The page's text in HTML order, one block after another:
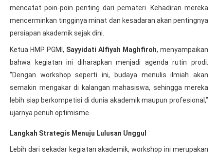
mencatat poin-poin penting dari pemateri. Kehadiran mereka
mencerminkan tingginya minat dan kesadaran akan pentingnya
persiapan akademik sejak dini.
Ketua HMP PGMI, Sayyidati Alfiyah Maghfiroh, menyampaikan
bahwa kegiatan ini diharapkan menjadi agenda rutin prodi.
“Dengan workshop seperti ini, budaya menulis ilmiah akan
semakin mengakar di kalangan mahasiswa, sehingga mereka
lebih siap berkompetisi di dunia akademik maupun profesional,”
ujarnya penuh optimisme.
Langkah Strategis Menuju Lulusan Unggul
Lebih dari sekadar kegiatan akademik, workshop ini merupakan